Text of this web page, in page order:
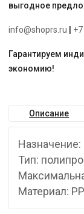
выгодное
info@shoprs.ru
Гарантируем
экономию!
Описание
Тип:
Материал: